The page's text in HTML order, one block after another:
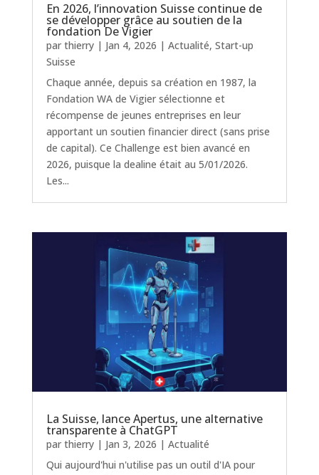
En 2026, l’innovation Suisse continue de
se développer grâce au soutien de la
fondation De Vigier
par thierry| Jan 4, 2026 | Actualité, Start-up
Suisse
Chaque année, depuis sa création en 1987, la
Fondation WA de Vigier sélectionne et
récompense de jeunes entreprises en leur
apportant un soutien financier direct (sans prise
de capital). Ce Challenge est bien avancé en
2026, puisque la dealine était au 5/01/2026.
Les...
La Suisse, lance Apertus, une alternative
transparente à ChatGPT
par thierry| Jan 3, 2026 | Actualité
Qui aujourd'hui n'utilise pas un outil d'IA pour